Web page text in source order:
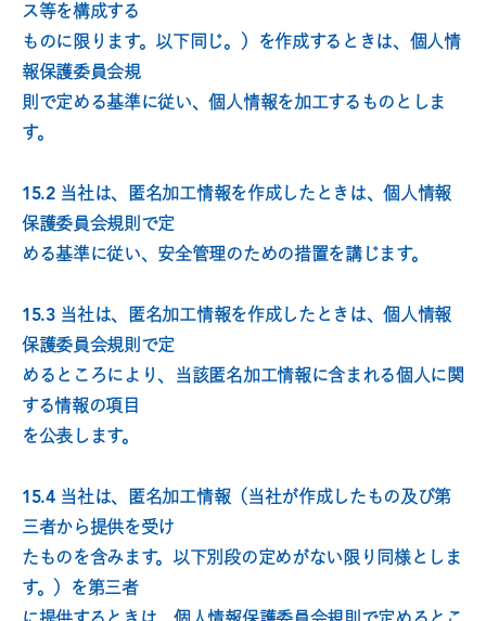
ス等を構成する
ものに限ります。以下同じ。）を作成するときは、個人情
報保護委員会規
則で定める基準に従い、個人情報を加工するものとしま
す。
15.2 当社は、匿名加工情報を作成したときは、個人情報
保護委員会規則で定
める基準に従い、安全管理のための措置を講じます。
15.3 当社は、匿名加工情報を作成したときは、個人情報
保護委員会規則で定
めるところにより、当該匿名加工情報に含まれる個人に関
する情報の項目
を公表します。
15.4 当社は、匿名加工情報（当社が作成したもの及び第
三者から提供を受け
たものを含みます。以下別段の定めがない限り同様としま
す。）を第三者